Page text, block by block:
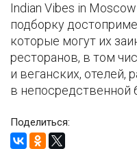
Indian Vibes in
подборку
которые могут их
ресторанов, в том
и веганских, отелей,
в непосредственной
Поделиться: